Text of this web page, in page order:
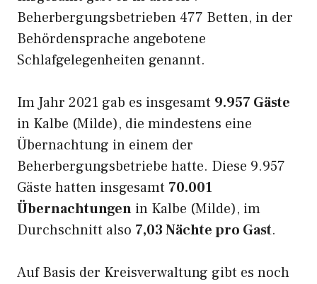
Beherbergungsbetrieben 477 Betten, in der
Behördensprache angebotene
Schlafgelegenheiten genannt.
Im Jahr 2021 gab es insgesamt 9.957 Gäste
in Kalbe (Milde), die mindestens eine
Übernachtung in einem der
Beherbergungsbetriebe hatte. Diese 9.957
Gäste hatten insgesamt 70.001
Übernachtungen in Kalbe (Milde), im
Durchschnitt also 7,03 Nächte pro Gast.
Auf Basis der Kreisverwaltung gibt es noch